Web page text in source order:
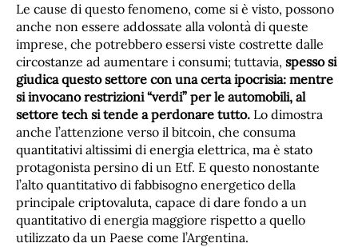
Le cause di questo fenomeno, come si è visto, possono
anche non essere addossate alla volontà di queste
imprese, che potrebbero essersi viste costrette dalle
circostanze ad aumentare i consumi; tuttavia, spesso si
giudica questo settore con una certa ipocrisia: mentre
si invocano restrizioni “verdi” per le automobili, al
settore tech si tende a perdonare tutto. Lo dimostra
anche l’attenzione verso il bitcoin, che consuma
quantitativi altissimi di energia elettrica, ma è stato
protagonista persino di un Etf. E questo nonostante
l’alto quantitativo di fabbisogno energetico della
principale criptovaluta, capace di dare fondo a un
quantitativo di energia maggiore rispetto a quello
utilizzato da un Paese come l’Argentina.